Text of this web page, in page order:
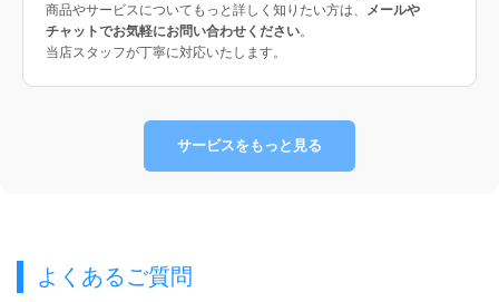
商品やサービスについてもっと詳しく知りたい方は、
メールや
チャットでお気軽にお問い合わせください。
当店スタッフが丁寧に対応いたします。
サービスをもっと見る
よくあるご質問